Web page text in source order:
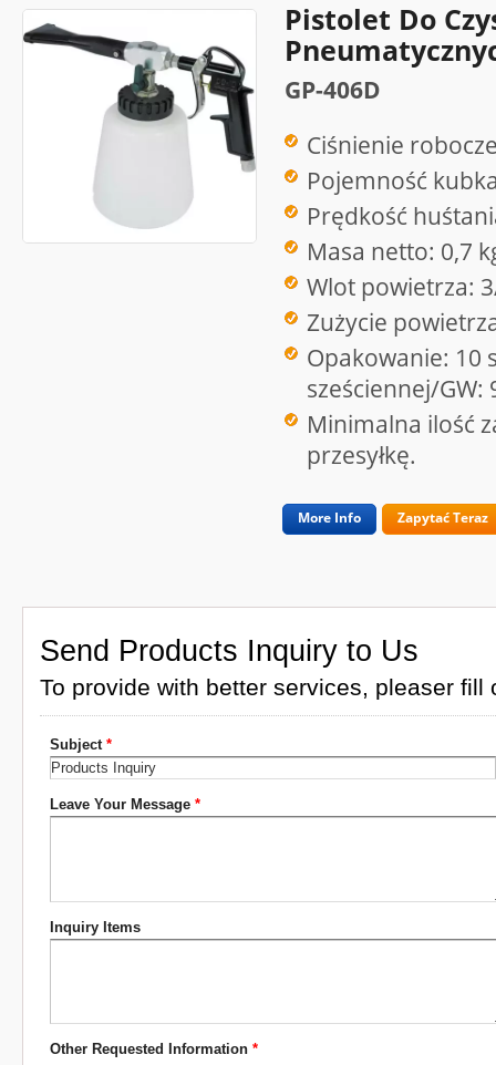
Pistolet Do
GP-406D
Ciśnienie
Pojemność
Prędkość
Masa netto: 0,7
Wlot powietrza:
Zużycie
Opakowanie: 10
sześciennej/GW:
Minimalna ilość
przesyłkę.
More Info Zapytać Teraz